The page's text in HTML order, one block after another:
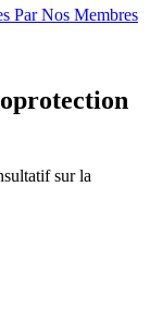
Par Nos Membres
sur la